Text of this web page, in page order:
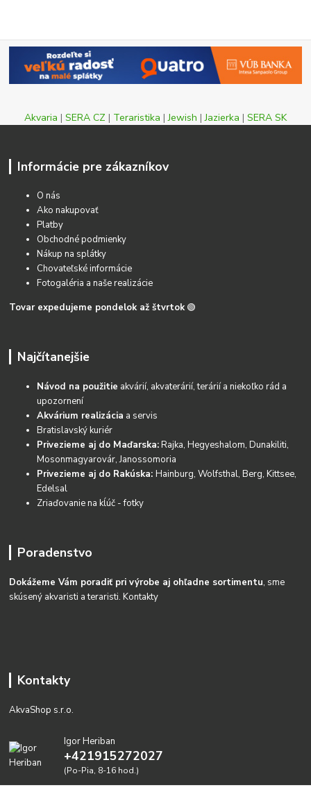
Akvaria | SERA CZ | Teraristika |Jewish |Jazierka | SERA SK
Informácie pre zákazníkov
O nás
Ako nakupovať
Platby
Obchodné podmienky
Nákup na splátky
Chovateľské informácie
Fotogaléria a naše realizácie
Tovar expedujeme pondelok až štvrtok 🟢
Najčítanejšie
Návod na použitie akvárií, akvaterárií, terárií a niekoľko rád a
upozornení
Akvárium realizácia a servis
Bratislavský kuriér
Privezieme aj do Maďarska:Rajka, Hegyeshalom, Dunakiliti,
Mosonmagyarovár, Janossomoria
Privezieme aj do Rakúska:Hainburg, Wolfsthal, Berg, Kittsee,
Edelsal
Zriaďovanie na kĺúč - fotky
Poradenstvo
Dokážeme Vám poradiť pri výrobe aj ohľadne sortimentu, sme
skúsený akvaristi a teraristi.Kontakty
Kontakty
AkvaShop s.r.o.
Igor Heriban
+421915272027
(Po-Pia, 8-16 hod.)